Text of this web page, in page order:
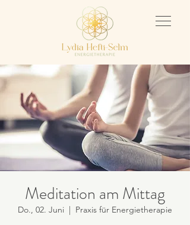
Meditation am Mittag
Do., 02. Juni
  |
Praxis für Energietherapie